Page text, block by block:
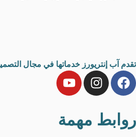
تقدم آب إنتريورز خدماتها في مجال
روابط مهمة